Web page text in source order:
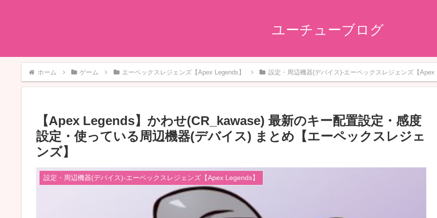
ユーチューブログ
ホーム ゲーム エーペックスレジェンズ【Apex Legends】 設定・周辺機器(デバイス)-エーペックスレジェンズ【Apex
【Apex Legends】かわせ(CR_kawase) 最新のキー配置設定・感度
設定・使っている周辺機器(デバイス) まとめ【エーペックスレジェ
ンズ】
設定・周辺機器(デバイス)-エーペックスレジェンズ【Apex Legends】